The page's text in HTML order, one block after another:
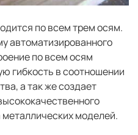
по всем трем осям.
автоматизированного
по всем осям
гибкость в соотношении
а так же создает
моделей.